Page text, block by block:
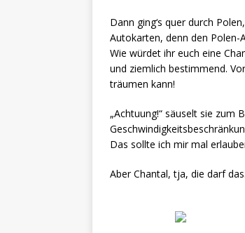
Dann ging‘s quer durch
Autokarten, denn den Polen-
Wie würdet ihr euch eine
und ziemlich bestimmend.
träumen kann!
„Achtuung!“ säuselt sie zum
Das sollte ich mir mal
Aber Chantal, tja, die darf das.